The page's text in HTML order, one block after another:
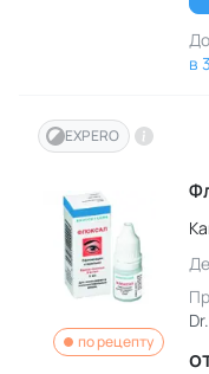
в
EXPERO
по рецепту